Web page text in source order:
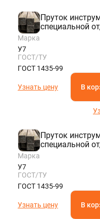
Пруток
специальной
Марка
У7
ГОСТ/ТУ
ГОСТ 1435-99
Узнать цену В
Пруток
специальной
Марка
У7
ГОСТ/ТУ
ГОСТ 1435-99
Узнать цену В